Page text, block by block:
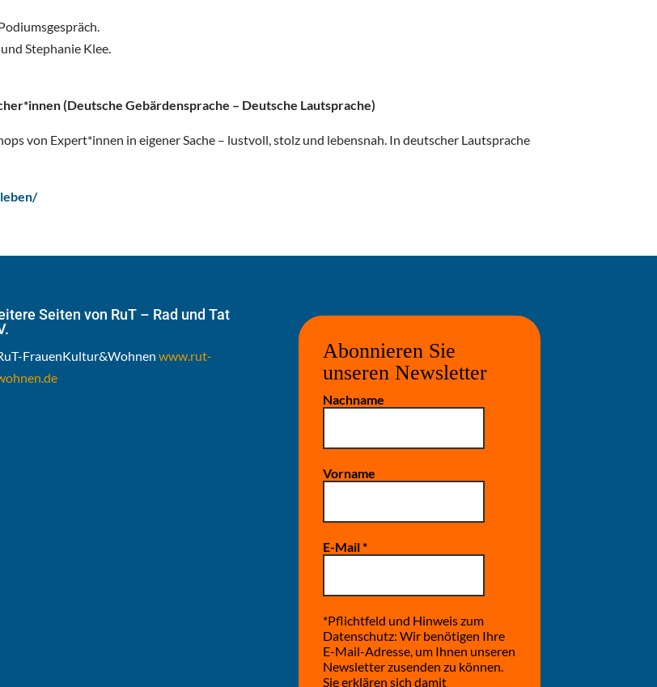
Stephanie Klee.
(Deutsche Gebärdensprache – Deutsche Lautsprache)
von Expert*innen in eigener Sache – lustvoll, stolz und lebensnah. In deutscher Lautsprache
Seiten von RuT – Rad und Tat
FrauenKultur&Wohnen www.rut-
Abonnieren Sie
unseren Newsletter
Nachname
Vorname
E-Mail*
*Pflichtfeld und Hinweis zum
Datenschutz: Wir benötigen Ihre
E-Mail-Adresse, um Ihnen unseren
Newsletter zusenden zu können.
Sie erklären sich damit